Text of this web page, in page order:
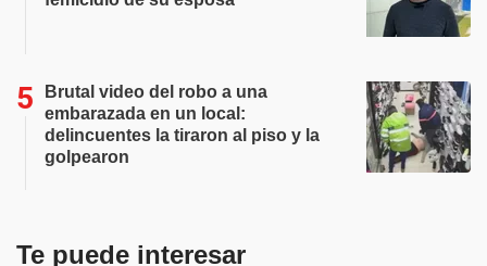
Brutal video del robo a una
embarazada en un local:
delincuentes la tiraron al piso y la
golpearon
Te puede interesar